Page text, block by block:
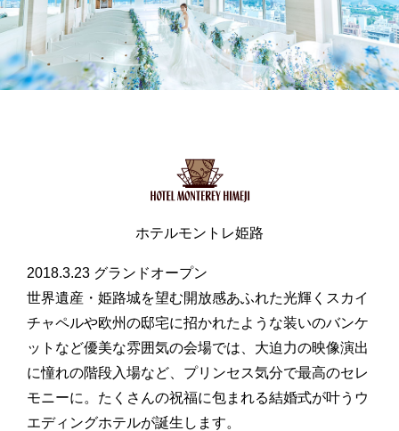
ホテルモントレ姫路
2018.3.23 グランドオープン
世界遺産・姫路城を望む開放感あふれた光輝くスカイ
チャペルや欧州の邸宅に招かれたような装いのバンケ
ットなど優美な雰囲気の会場では、大迫力の映像演出
に憧れの階段入場など、プリンセス気分で最高のセレ
モニーに。たくさんの祝福に包まれる結婚式が叶うウ
エディングホテルが誕生します。
宿泊予約確認・キャンセル